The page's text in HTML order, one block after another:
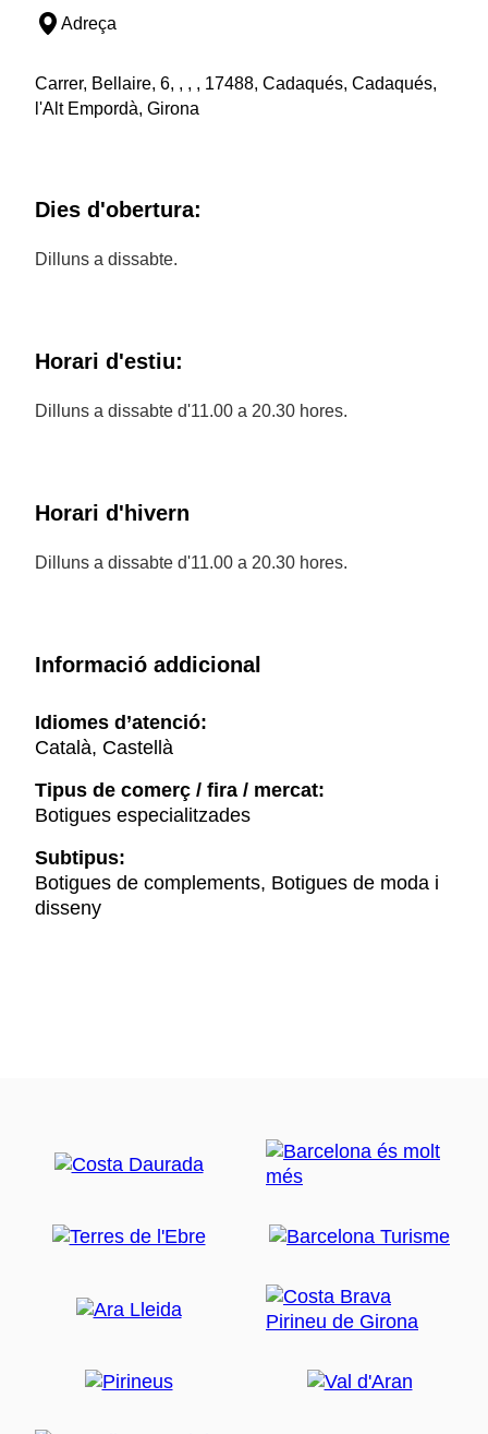
Adreça
Carrer, Bellaire, 6, , , , 17488, Cadaqués, Cadaqués,
l'Alt Empordà, Girona
Dies d'obertura:
Dilluns a dissabte.
Horari d'estiu:
Dilluns a dissabte d'11.00 a 20.30 hores.
Horari d'hivern
Dilluns a dissabte d'11.00 a 20.30 hores.
Informació addicional
Idiomes d’atenció:
Català, Castellà
Tipus de comerç / fira / mercat:
Botigues especialitzades
Subtipus:
Botigues de complements, Botigues de moda i
disseny